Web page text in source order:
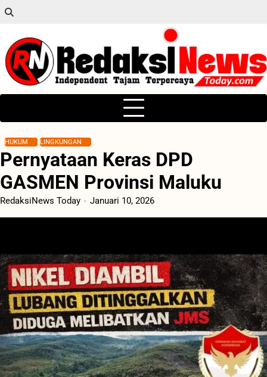
Skip
content
HUKUM LINGKUNGAN
Pernyataan Keras DPD
GASMEN Provinsi Maluku
RedaksiNews Today Januari 10, 2026